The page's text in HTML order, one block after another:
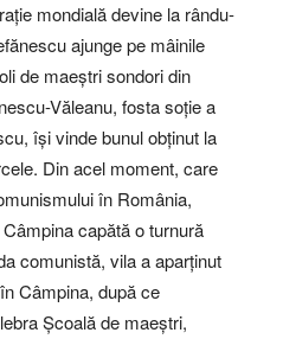
mondială devine la rându-
ajunge pe mâinile
de maeștri sondori din
Văleanu, fosta soție a
își vinde bunul obținut la
Din acel moment, care
în România,
capătă o turnură
comunistă, vila a aparținut
Câmpina, după ce
Școală de maeștri,